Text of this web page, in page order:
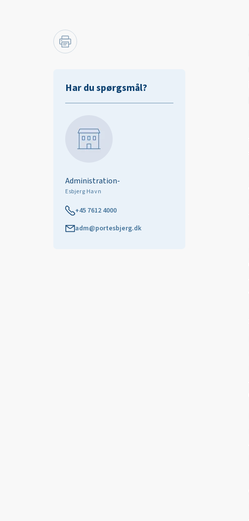
Har du spørgsmål?
Administration-
Esbjerg Havn
+45 7612 4000
adm@portesbjerg.dk